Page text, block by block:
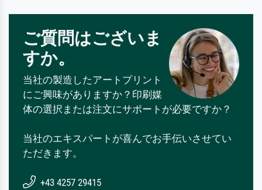
ご質問はございま
すか。
当社の製造したアートプリント
にご興味がありますか？印刷媒
体の選択または注文にサポートが必要ですか？
当社のエキスパートが喜んでお手伝いさせてい
ただきます。
+43 4257 29415